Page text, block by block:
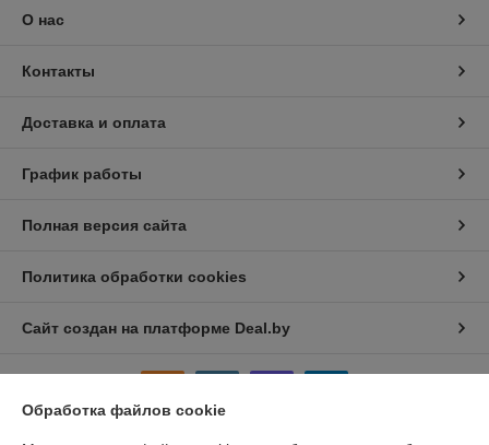
О нас
Контакты
Доставка и оплата
График работы
Полная версия сайта
Политика обработки cookies
Сайт создан на платформе Deal.by
Обработка файлов cookie